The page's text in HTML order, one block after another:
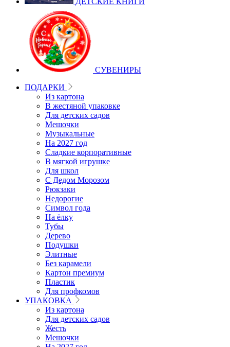
СУВЕНИРЫ
ПОДАРКИ
Из картона
В жестяной упаковке
Для детских садов
Мешочки
Музыкальные
На 2027 год
Сладкие корпоративные
В мягкой игрушке
Для школ
С Дедом Морозом
Рюкзаки
Недорогие
Символ года
На ёлку
Тубы
Дерево
Подушки
Элитные
Без карамели
Картон премиум
Пластик
Для профкомов
УПАКОВКА
Из картона
Для детских садов
Жесть
Мешочки